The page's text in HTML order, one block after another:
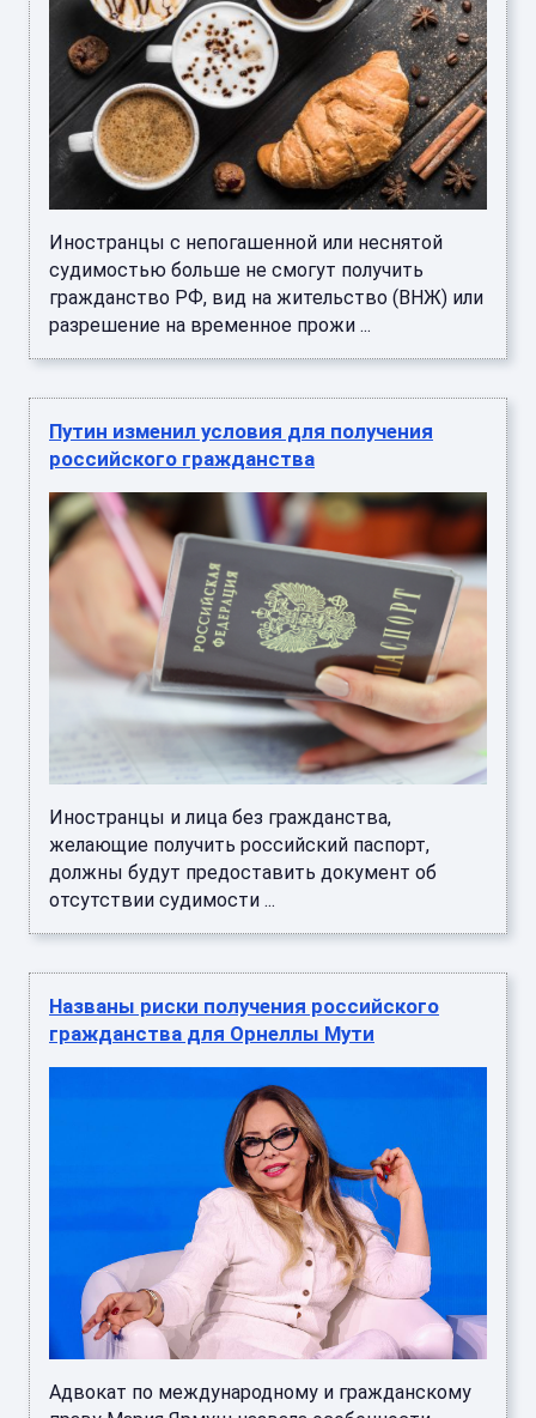
Иностранцы с непогашенной или неснятой
судимостью больше не смогут получить
гражданство РФ, вид на жительство (ВНЖ) или
разрешение на временное прожи ...
Путин изменил условия для получения
российского гражданства
Иностранцы и лица без гражданства,
желающие получить российский паспорт,
должны будут предоставить документ об
отсутствии судимости ...
Названы риски получения российского
гражданства для Орнеллы Мути
Адвокат по международному и гражданскому